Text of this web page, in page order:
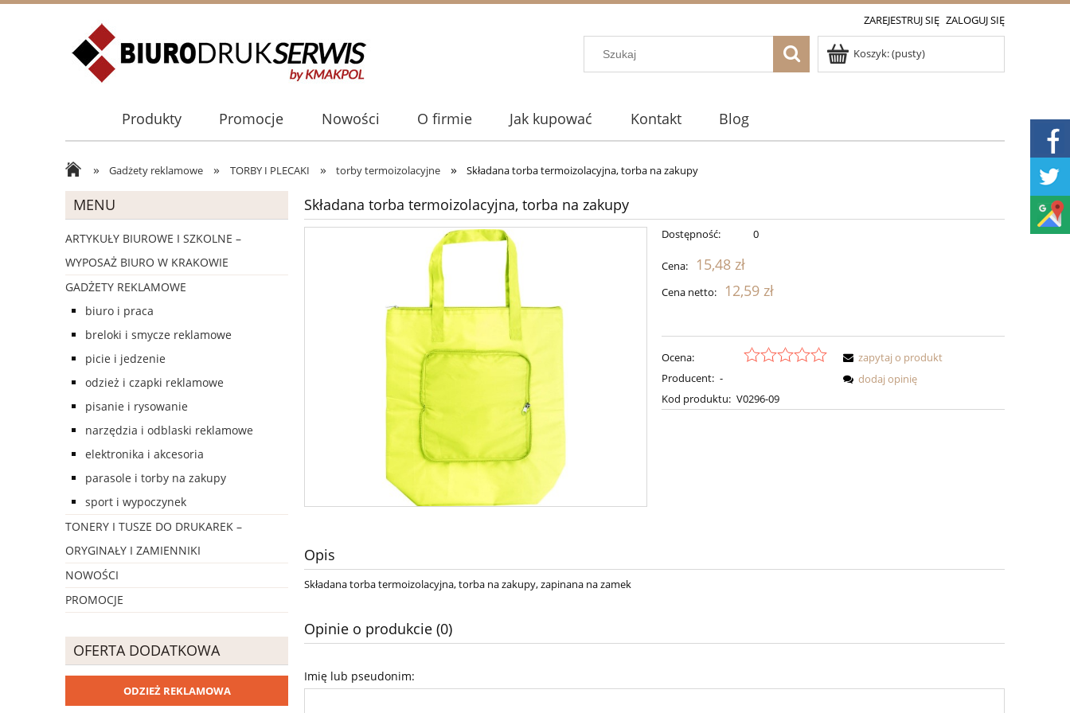
ZAREJESTRUJ SIĘ ZALOGUJ SIĘ
Koszyk:(pusty)
Produkty Promocje Nowości O firmie Jak kupować Kontakt Blog
» Gadżety reklamowe » TORBY I PLECAKI » torby termoizolacyjne » Składana torba termoizolacyjna, torba na zakupy
MENU
ARTYKUŁY BIUROWE I SZKOLNE –
WYPOSAŻ BIURO W KRAKOWIE
GADŻETY REKLAMOWE
biuro i praca
breloki i smycze reklamowe
picie i jedzenie
odzież i czapki reklamowe
pisanie i rysowanie
narzędzia i odblaski reklamowe
elektronika i akcesoria
parasole i torby na zakupy
sport i wypoczynek
TONERY I TUSZE DO DRUKAREK –
ORYGINAŁY I ZAMIENNIKI
NOWOŚCI
PROMOCJE
OFERTA DODATKOWA
ODZIEŻ REKLAMOWA
Składana torba termoizolacyjna, torba na zakupy
Dostępność: 0
Cena: 15,48 zł
Cena netto: 12,59 zł
Ocena:
Producent: -
Kod produktu: V0296-09
zapytaj o produkt
dodaj opinię
Opis
Składana torba termoizolacyjna, torba na zakupy, zapinana na zamek
Opinie o produkcie (0)
Imię lub pseudonim: